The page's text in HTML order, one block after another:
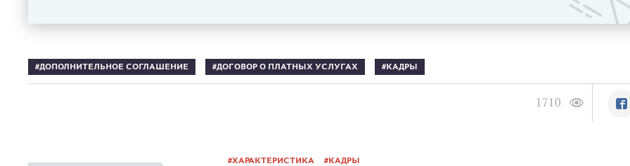
ДОПОЛНИТЕЛЬНОЕ СОГЛАШЕНИЕ ДОГОВОР О ПЛАТНЫХ УСЛУГАХ КАДРЫ
1710
ХАРАКТЕРИСТИКА КАДРЫ